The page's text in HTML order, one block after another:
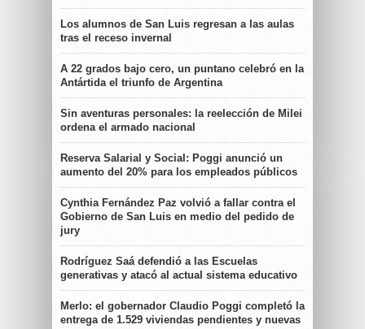
Los alumnos de San Luis regresan a las aulas
tras el receso invernal
A 22 grados bajo cero, un puntano celebró en la
Antártida el triunfo de Argentina
Sin aventuras personales: la reelección de Milei
ordena el armado nacional
Reserva Salarial y Social: Poggi anunció un
aumento del 20% para los empleados públicos
Cynthia Fernández Paz volvió a fallar contra el
Gobierno de San Luis en medio del pedido de
jury
Rodríguez Saá defendió a las Escuelas
generativas y atacó al actual sistema educativo
Merlo: el gobernador Claudio Poggi completó la
entrega de 1.529 viviendas pendientes y nuevas